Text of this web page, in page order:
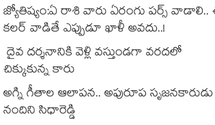
జ్యోతిష్యం:ఏ రాశి వారు ఏరంగు పర్స్
కలర్ వాడితే ఎప్పుడూ ఖాళీ అవదు..!
దైవ దర్శనానికి వెళ్లి వస్తుండగా వరదలో
చిక్కుకున్న కారు
అగ్ని గీతాల ఆలాపన.. అపురూప సృజనకారుడు
నందిని సిధారెడ్డి